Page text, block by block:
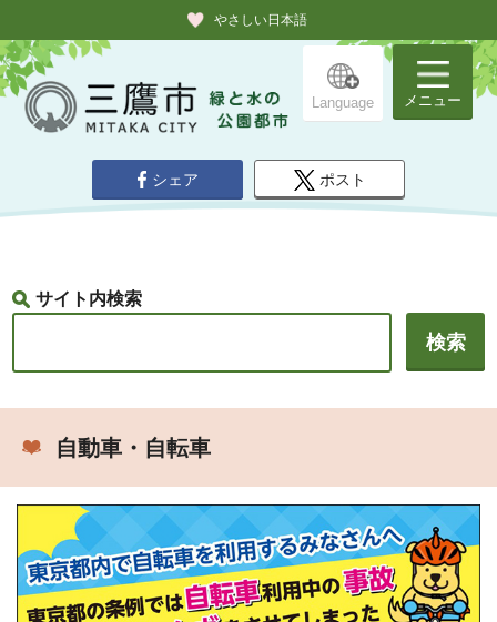
やさしい日本語
Language メニュー
シェア ポスト
サイト内検索
自動車・自転車